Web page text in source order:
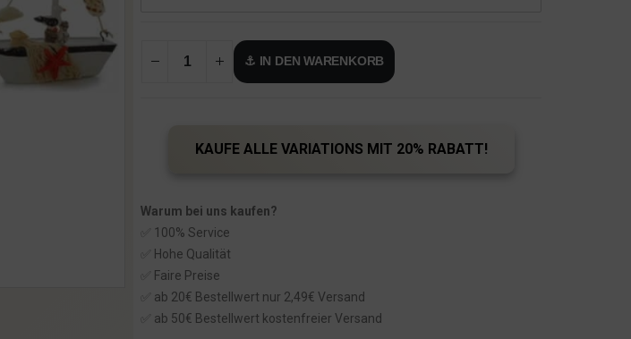
⚓ IN DEN WARENKORB
KAUFE ALLE VARIATIONS MIT 20% RABATT!
Warum bei uns kaufen?
✅ 100% Service
✅ Hohe Qualität
✅ Faire Preise
✅ ab 20€ Bestellwert nur 2,49€ Versand
✅ ab 50€ Bestellwert kostenfreier Versand